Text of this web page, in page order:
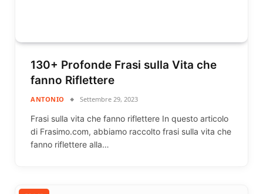
130+ Profonde Frasi sulla Vita che
fanno Riflettere
ANTONIO Settembre 29, 2023
Frasi sulla vita che fanno riflettere In questo articolo
di Frasimo.com, abbiamo raccolto frasi sulla vita che
fanno riflettere alla…